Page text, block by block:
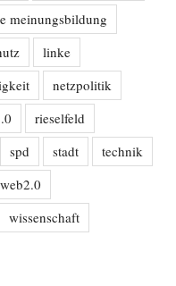
meinungsbildung
linke
netzpolitik
rieselfeld
spd stadt
technik
web2.0
wissenschaft